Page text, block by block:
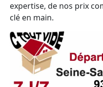
expertise, de nos prix
clé en main.